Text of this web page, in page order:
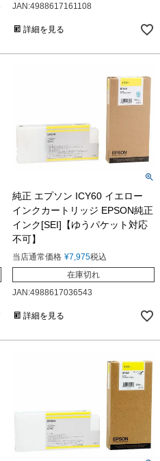
JAN:4988617161108
詳細を見る
純正 エプソン ICY60 イエロー
インクカートリッジ EPSON純正
インク[SEI]【ゆうパケット対応
不可】
当店通常価格 ¥7,975税込
在庫切れ
JAN:4988617036543
詳細を見る